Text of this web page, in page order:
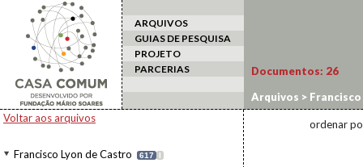
ARQUIVOS
GUIAS DE PESQUISA
PROJETO
PARCERIAS
Voltar aos arquivos
Francisco Lyon de Castro 617 I
Documentos: 26
Arquivos >
ordenar